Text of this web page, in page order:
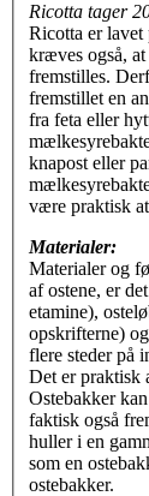
Ricotta tager
Ricotta er lavet
kræves også,
fremstilles.
fremstillet en
fra feta eller
knapost eller
være praktisk
Materialer:
Materialer og
af ostene, er
etamine),
opskrifterne)
flere steder på
Det er praktisk
Ostebakker
faktisk også
huller i en
som en
ostebakker.